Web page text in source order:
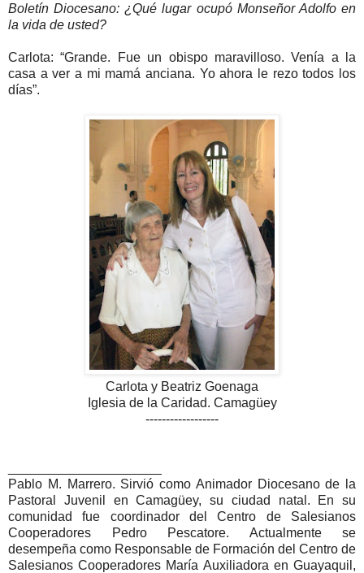
Boletín Diocesano: ¿Qué lugar ocupó Monseñor Adolfo en
la vida de usted?
Carlota: “Grande. Fue un obispo maravilloso. Venía a la
casa a ver a mi mamá anciana. Yo ahora le rezo todos los
días”.
Carlota y Beatriz Goenaga
Iglesia de la Caridad. Camagüey
------------------
Pablo M. Marrero. Sirvió como Animador Diocesano de la
Pastoral Juvenil en Camagüey, su ciudad natal. En su
comunidad fue coordinador del Centro de Salesianos
Cooperadores Pedro Pescatore. Actualmente se
desempeña como Responsable de Formación del Centro de
Salesianos Cooperadores María Auxiliadora en Guayaquil,